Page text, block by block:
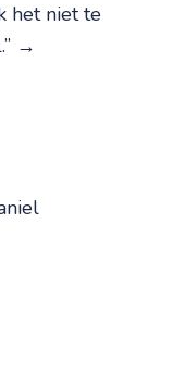
het niet te
→